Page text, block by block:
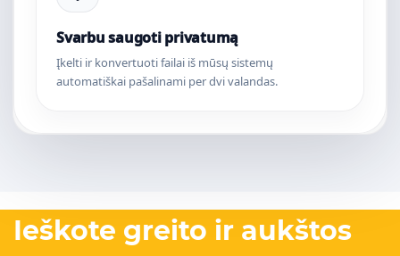
Svarbu saugoti privatumą
Įkelti ir konvertuoti failai iš mūsų sistemų
automatiškai pašalinami per dvi valandas.
Ieškote greito ir aukštos